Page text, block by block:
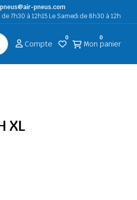
pneus.com
7h30 à 12h15 Le Samedi de 8h30 à 12h
Compte
0
Mon panier
0
XL